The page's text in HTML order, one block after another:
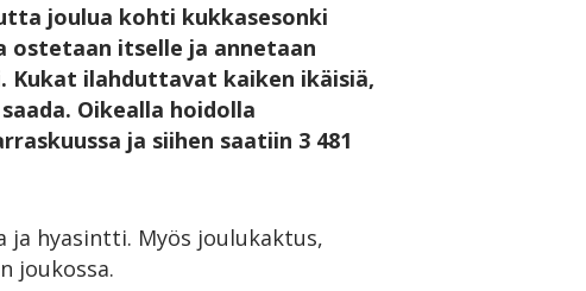
joulua kohti kukkasesonki
ostetaan itselle ja annetaan
ilahduttavat kaiken ikäisiä,
Oikealla hoidolla
ja siihen saatiin 3 481
ja hyasintti. Myös joulukaktus,
joukossa.